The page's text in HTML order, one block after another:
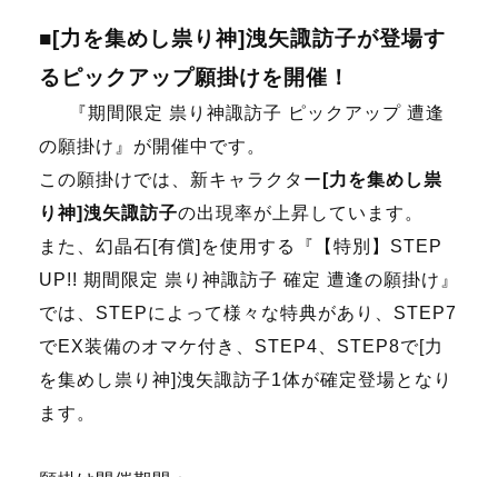
■[力を集めし祟り神]洩矢諏訪子が登場す
るピックアップ願掛けを開催！
『期間限定 祟り神諏訪子 ピックアップ 遭逢
の願掛け』が開催中です。
この願掛けでは、新キャラクター [力を集めし祟
り神]洩矢諏訪子の出現率が上昇しています。
また、幻晶石[有償]を使用する『【特別】STEP
UP!! 期間限定 祟り神諏訪子 確定 遭逢の願掛け』
では、STEPによって様々な特典があり、STEP7
でEX装備のオマケ付き、STEP4、STEP8で[力
を集めし祟り神]洩矢諏訪子1体が確定登場となり
ます。